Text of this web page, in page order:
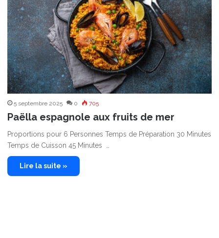
5 septembre 2025 0 705
Paëlla espagnole aux fruits de mer
Proportions pour 6 Personnes Temps de Préparation 30 Minutes
Temps de Cuisson 45 Minutes …
Lire la suite »